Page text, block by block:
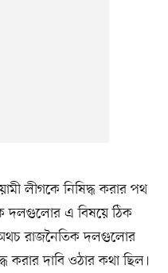
লীগকে নিষিদ্ধ করার পথ
দলগুলোর এ বিষয়ে ঠিক
অথচ রাজনৈতিক দলগুলোর
করার দাবি ওঠার কথা ছিল।